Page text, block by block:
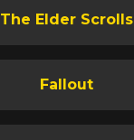
The Elder Scrolls
Fallout